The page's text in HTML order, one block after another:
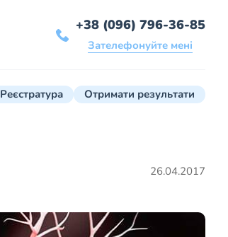
+38 (096) 796-36-85
Зателефонуйте мені
Реєстратура Отримати результати
26.04.2017